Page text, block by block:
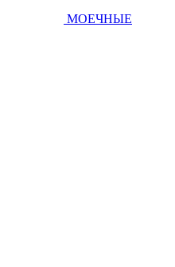
МОЕЧНЫЕ